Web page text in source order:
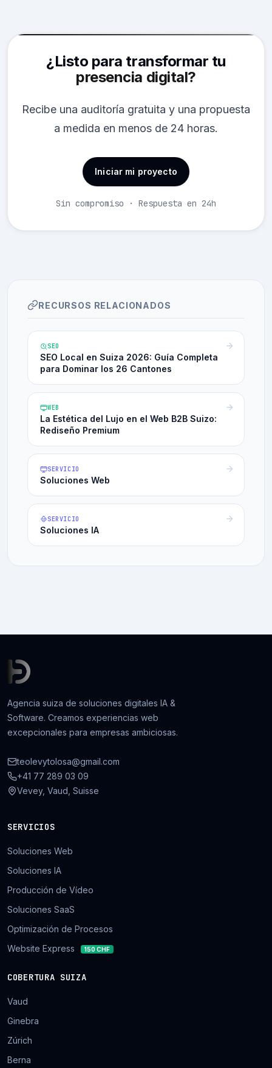
¿Listo para transformar tu
presencia digital?
Recibe una auditoría gratuita y una propuesta
a medida en menos de 24 horas.
Iniciar mi proyecto
Sin compromiso · Respuesta en 24h
RECURSOS RELACIONADOS
SEO
SEO Local en Suiza 2026: Guía Completa
para Dominar los 26 Cantones
WEB
La Estética del Lujo en el Web B2B Suizo:
Rediseño Premium
SERVICIO
Soluciones Web
SERVICIO
Soluciones IA
Agencia suiza de soluciones digitales IA &
Software. Creamos experiencias web
excepcionales para empresas ambiciosas.
teolevytolosa@gmail.com
+41 77 289 03 09
Vevey, Vaud, Suisse
SERVICIOS
Soluciones Web
Soluciones IA
Producción de Vídeo
Soluciones SaaS
Optimización de Procesos
Website Express
150 CHF
COBERTURA SUIZA
Vaud
Ginebra
Zúrich
Berna